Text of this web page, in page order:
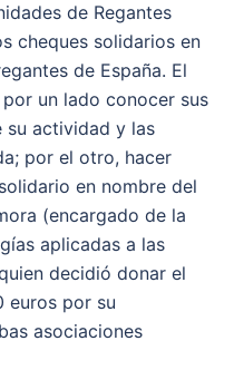
de Regantes
cheques solidarios en
de España. El
un lado conocer sus
su actividad y las
por el otro, hacer
en nombre del
(encargado de la
aplicadas a las
decidió donar el
euros por su
asociaciones